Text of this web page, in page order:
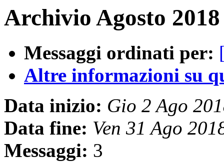
Archivio Agosto
Messaggi ordinati per:
Altre informazioni su
Data inizio: Gio 2 Ago
Data fine: Ven 31 Ago
Messaggi: 3